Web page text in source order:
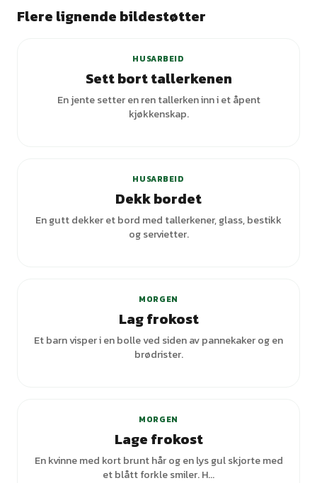
Flere lignende bildestøtter
HUSARBEID
Sett bort tallerkenen
En jente setter en ren tallerken inn i et åpent
kjøkkenskap.
HUSARBEID
Dekk bordet
En gutt dekker et bord med tallerkener, glass, bestikk
og servietter.
MORGEN
Lag frokost
Et barn visper i en bolle ved siden av pannekaker og en
brødrister.
MORGEN
Lage frokost
En kvinne med kort brunt hår og en lys gul skjorte med
et blått forkle smiler. H...